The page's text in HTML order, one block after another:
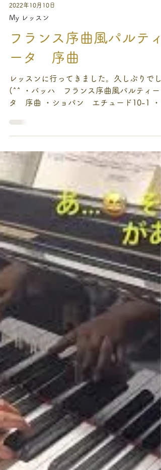
2022年10月10日
My レッスン
フランス序曲風パルティ
ータ 序曲
レッスンに行ってきました。久しぶりでし
ューマン ピアノソナタ第３番 ・プロコフ
ィエフ ピアノソナタ第１番 バッハ！この
曲好き～って先生も仰ってましたが、私も
きです。...